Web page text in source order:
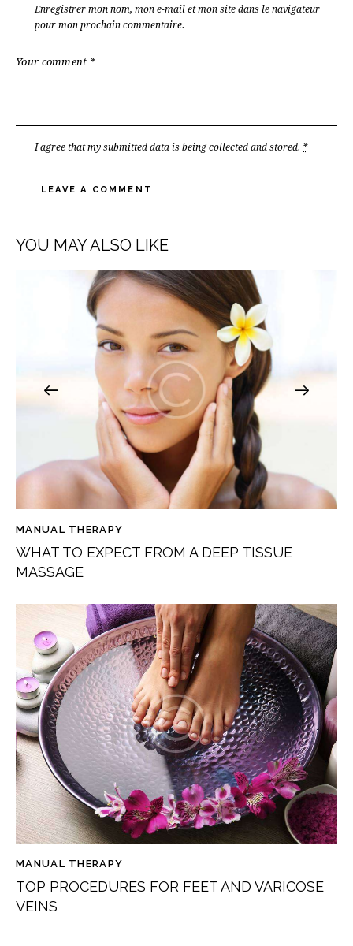
Enregistrer mon nom, mon e-mail et mon site dans le navigateur
pour mon prochain commentaire.
I agree that my submitted data is beingcollected and stored. *
t
YOU MAY ALSO LIKE
MANUAL THERAPY
WHAT TO EXPECT FROM A DEEP TISSUE
MASSAGE
MANUAL THERAPY
TOP PROCEDURES FOR FEET AND VARICOSE
VEINS